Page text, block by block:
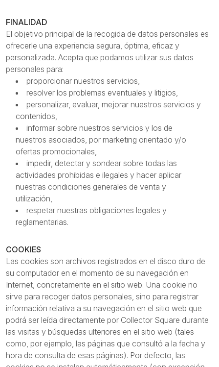
FINALIDAD
El objetivo principal de la recogida de datos personales es
ofrecerle una experiencia segura, óptima, eficaz y
personalizada. Acepta que podamos utilizar sus datos
personales para:
proporcionar nuestros servicios,
resolver los problemas eventuales y litigios,
personalizar, evaluar, mejorar nuestros servicios y
contenidos,
informar sobre nuestros servicios y los de
nuestros asociados, por marketing orientado y/o
ofertas promocionales,
impedir, detectar y sondear sobre todas las
actividades prohibidas e ilegales y hacer aplicar
nuestras condiciones generales de venta y
utilización,
respetar nuestras obligaciones legales y
reglamentarias.
COOKIES
Las cookies son archivos registrados en el disco duro de
su computador en el momento de su navegación en
Internet, concretamente en el sitio web. Una cookie no
sirve para recoger datos personales, sino para registrar
información relativa a su navegación en el sitio web que
podrá ser leída directamente por Collector Square durante
las visitas y búsquedas ulteriores en el sitio web (tales
como, por ejemplo, las páginas que consultó a la fecha y
hora de consulta de esas páginas). Por defecto, las